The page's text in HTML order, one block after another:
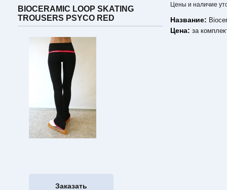
BIOCERAMIC LOOP SKATING
TROUSERS PSYCO RED
Заказать
Цены и наличие
Название:
Цена:за